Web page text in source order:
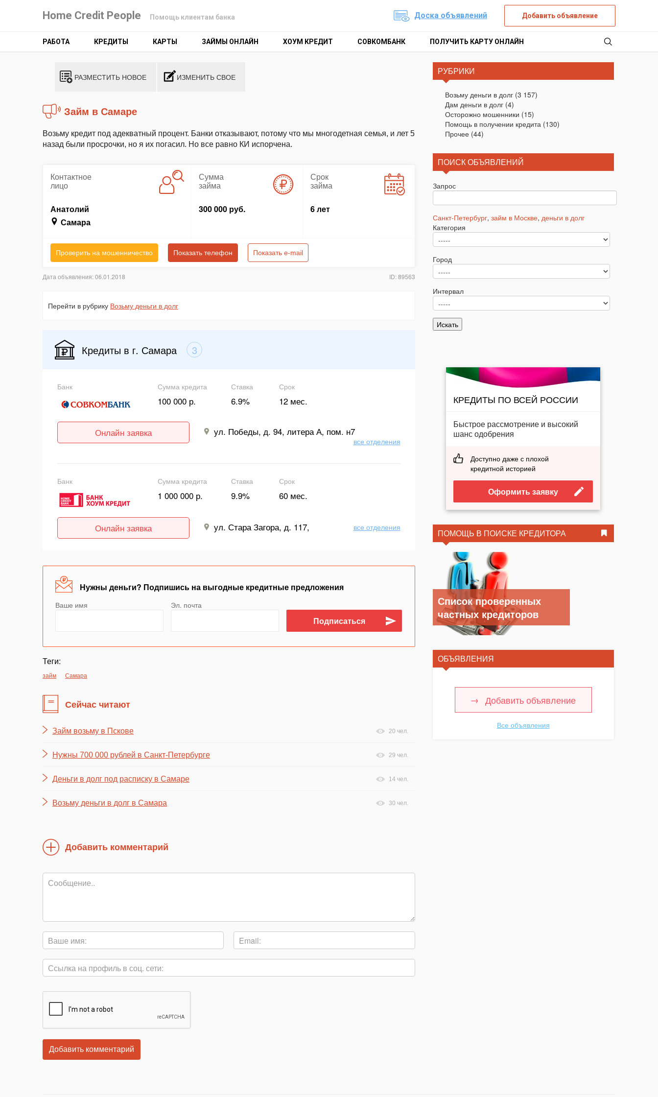
Home Credit People Помощь клиентам банка Доска объявлений Добавить объявление
РАБОТА КРЕДИТЫ КАРТЫ ЗАЙМЫ ОНЛАЙН ХОУМ КРЕДИТ СОВКОМБАНК ПОЛУЧИТЬ КАРТУ ОНЛАЙН
РАЗМЕСТИТЬ НОВОЕ ИЗМЕНИТЬ СВОЕ
Займ в Самаре
Возьму кредит под адекватный процент. Банки отказывают, потому что мы многодетная семья, и лет 5
назад были просрочки, но я их погасил. Но все равно КИ испорчена.
Контактное
лицо
Анатолий
Самара
Сумма
займа
300 000 руб.
Срок
займа
6 лет
Проверить на мошенничество Показать телефон Показать e-mail
Дата объявления: 06.01.2018 ID: 89563
Перейти в рубрику Возьму деньги в долг
Кредиты в г. Самара 3
Банк Сумма кредита
100 000 р.
Ставка
6.9%
Срок
12 мес.
Онлайн заявка ул. Победы, д. 94, литера А, пом. н7
все отделения
Банк Сумма кредита
1 000 000 р.
Ставка
9.9%
Срок
60 мес.
Онлайн заявка ул. Стара Загора, д. 117, все отделения
Нужны деньги? Подпишись на выгодные кредитные предложения
Ваше имя Эл. почта
Теги:
займ Самара
Сейчас читают
Займ возьму в Пскове 20 чел.
Нужны 700 000 рублей в Санкт-Петербурге 29 чел.
Деньги в долг под расписку в Самаре 14 чел.
Возьму деньги в долг в Самара 30 чел.
Добавить комментарий
РУБРИКИ
Возьму деньги в долг(3 157)
Дам деньги в долг(4)
Осторожно мошенники (15)
Помощь в получении кредита(130)
Прочее(44)
ПОИСК ОБЪЯВЛЕНИЙ
Запрос
Санкт-Петербург, займ в Москве, деньги в долг
Категория
Город
Интервал
КРЕДИТЫ ПО ВСЕЙ РОССИИ
Быстрое рассмотрение и высокий
шанс одобрения
Доступно даже с плохой
кредитной историей
Оформить заявку
ПОМОЩЬ В ПОИСКЕ КРЕДИТОРА
Список проверенных
частных кредиторов
ОБЪЯВЛЕНИЯ
Добавить объявление
Все объявления